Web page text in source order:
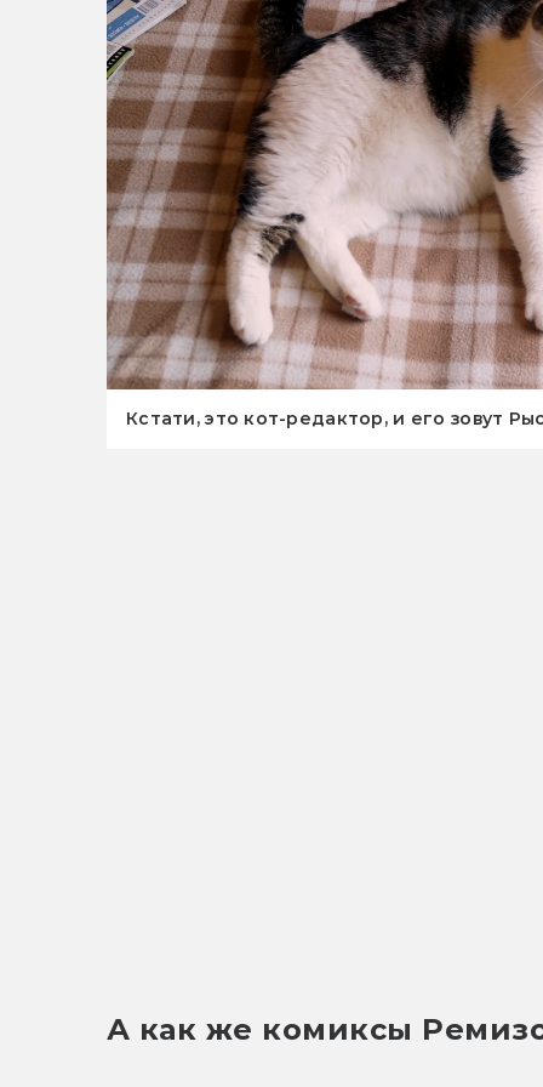
Кстати, это кот-редактор, и его зовут
А как же комиксы